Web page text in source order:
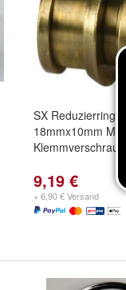
SX Reduzierring
18mmx10mm MS
9,19 €
+ 6,90 € Versand